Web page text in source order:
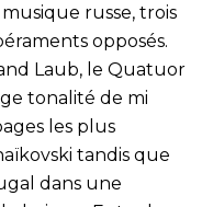
russe, trois
opposés.
Laub, le Quatuor
tonalité de mi
les plus
tandis que
dans une